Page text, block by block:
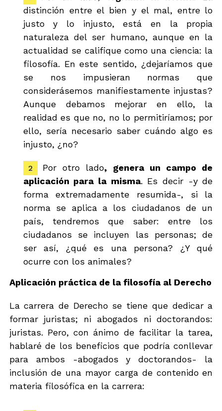
i
c
o
*
distinción entre el bien y el mal, entre lo
justo y lo injusto, está en la propia
naturaleza del ser humano, aunque en la
actualidad se califique como una ciencia: la
filosofía. En este sentido, ¿dejaríamos que
se nos impusieran normas que
considerásemos manifiestamente injustas?
Aunque debamos mejorar en ello, la
realidad es que no, no lo permitiríamos; por
ello, sería necesario saber cuándo algo es
injusto, ¿no?
Por otro lado, genera un campo de
aplicación para la misma. Es decir -y de
forma extremadamente resumida-, si la
norma se aplica a los ciudadanos de un
país, tendremos que saber: entre los
ciudadanos se incluyen las personas; de
ser así, ¿qué es una persona? ¿Y qué
ocurre con los animales?
Aplicación práctica de la filosofía al Derecho
La carrera de Derecho se tiene que dedicar a
formar juristas; ni abogados ni doctorandos:
juristas. Pero, con ánimo de facilitar la tarea,
hablaré de los beneficios que podría conllevar
para ambos -abogados y doctorandos- la
inclusión de una mayor carga de contenido en
materia filosófica en la carrera: